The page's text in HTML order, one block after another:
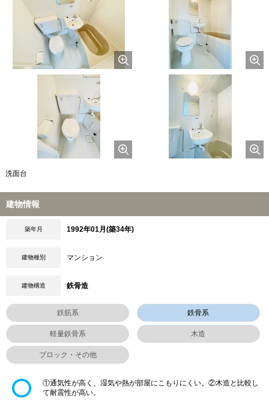
洗面台
建物情報
築年月 1992年01月(築34年)
建物種別 マンション
建物構造 鉄骨造
鉄筋系 鉄骨系
軽量鉄骨系 木造
ブロック・その他
①通気性が高く、湿気や熱が部屋にこもりにくい。②木造と比較し
て耐震性が高い。